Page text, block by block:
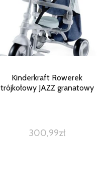
Kinderkraft Rowerek
trójkołowy JAZZ granatowy
300,99zł